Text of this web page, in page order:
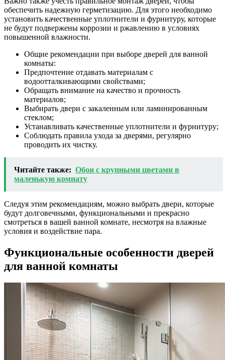
обеспечить надежную герметизацию. Для этого необходимо
установить качественные уплотнители и фурнитуру, которые
не будут подвержены коррозии и ржавлению в условиях
повышенной влажности.
Общие рекомендации при выборе дверей для ванной
комнаты:
Предпочтение отдавать материалам с
водоотталкивающими свойствами;
Обращать внимание на качество и прочность
материалов;
Выбирать двери с закаленным или ламинированным
стеклом;
Устанавливать качественные уплотнители и фурнитуру;
Соблюдать правила ухода за дверями, регулярно
проводить их чистку.
Читайте также: Обои с крупными цветами в
маленькую комнату
Следуя этим рекомендациям, можно выбрать двери, которые
будут долговечными, функциональными и прекрасно
смотреться в вашей ванной комнате, несмотря на влажные
условия и воздействие пара.
Функциональные особенности дверей
для ванной комнаты